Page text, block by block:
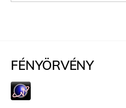
FÉNYÖRVÉNY